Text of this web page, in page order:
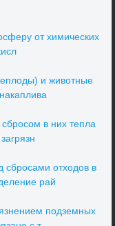
от химических
и животные
сбросом в них тепла
сбросами отходов в
рай
подземных